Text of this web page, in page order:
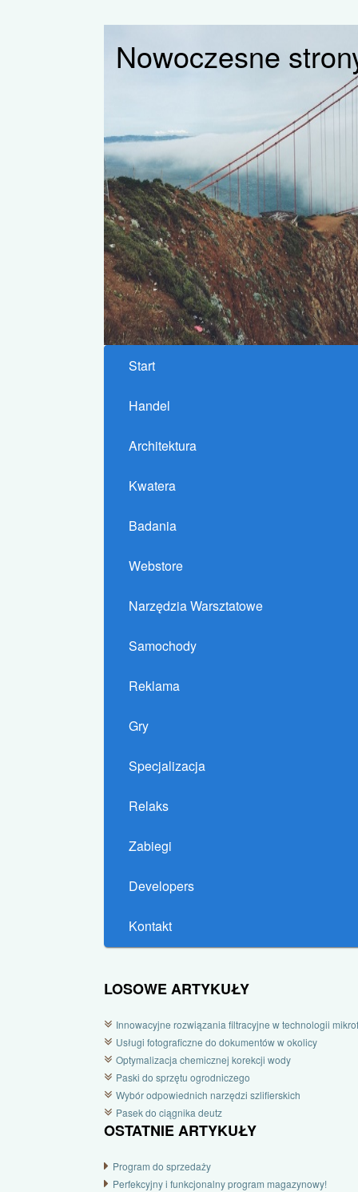
Nowoczesne
Start
Handel
Architektura
Kwatera
Badania
Webstore
Narzędzia Warsztatowe
Samochody
Reklama
Gry
Specjalizacja
Relaks
Zabiegi
Developers
Kontakt
LOSOWE ARTYKUŁY
Innowacyjne rozwiązania filtracyjne w technologii
Usługi fotograficzne do dokumentów w okolicy
Optymalizacja chemicznej korekcji wody
Paski do sprzętu ogrodniczego
Wybór odpowiednich narzędzi szlifierskich
Pasek do ciągnika deutz
OSTATNIE ARTYKUŁY
Program do sprzedaży
Perfekcyjny i funkcjonalny program magazynowy!